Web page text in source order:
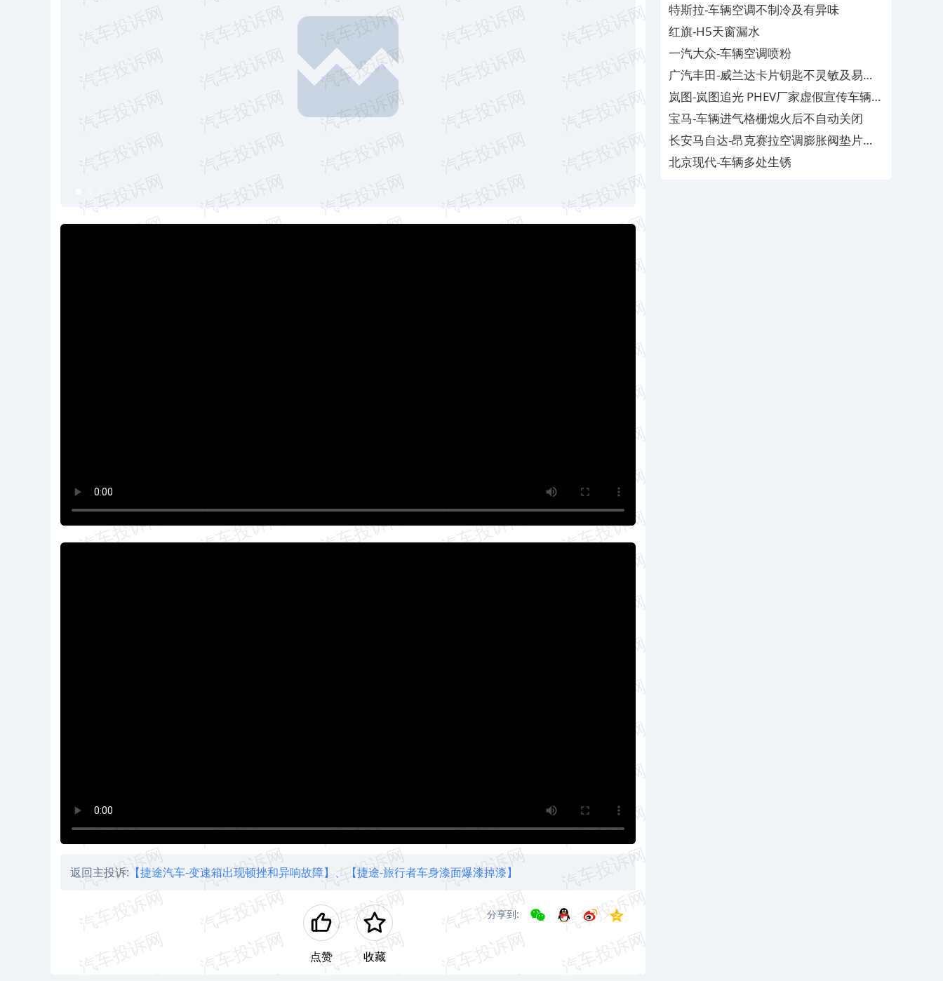
返回主投诉: 【捷途汽车-变速箱出现顿挫和异响故障】、 【捷途-旅行者车身漆面爆漆掉漆】
点赞 收藏
分享到:
特斯拉-车辆空调不制冷及有异味
红旗-H5天窗漏水
一汽大众-车辆空调喷粉
广汽丰田-威兰达卡片钥匙不灵敏及易消
磁
岚图-岚图追光 PHEV厂家虚假宣传车辆配
置与功能
宝马-车辆进气格栅熄火后不自动关闭
长安马自达-昂克赛拉空调膨胀阀垫片生
锈
北京现代-车辆多处生锈